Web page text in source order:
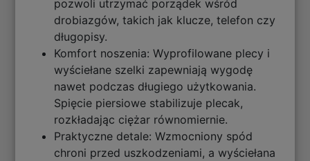
pozwoli utrzymać porządek wśród
drobiazgów, takich jak klucze, telefon czy
długopisy.
Komfort noszenia: Wyprofilowane plecy i
wyściełane szelki zapewniają wygodę
nawet podczas długiego użytkowania.
Spięcie piersiowe stabilizuje plecak,
rozkładając ciężar równomiernie.
Praktyczne detale: Wzmocniony spód
chroni przed uszkodzeniami, a wyściełana